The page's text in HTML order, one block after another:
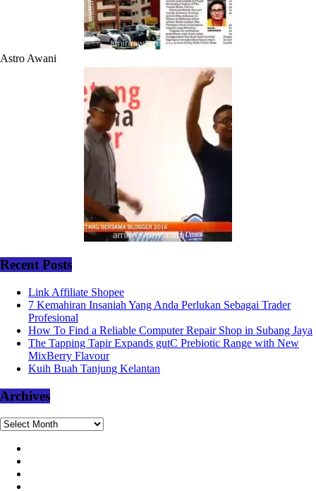
Astro Awani
Recent Posts
Link Affiliate Shopee
7 Kemahiran Insaniah Yang Anda Perlukan Sebagai Trader
Profesional
How To Find a Reliable Computer Repair Shop in Subang Jaya
The Tapping Tapir Expands gutC Prebiotic Range with New
MixBerry Flavour
Kuih Buah Tanjung Kelantan
Archives
Archives